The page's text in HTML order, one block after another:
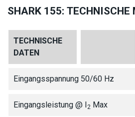
SHARK 155: TECHNISCHE
TECHNISCHE
DATEN
Eingangsspannung 50/60 Hz
Eingangsleistung @ I 2 Max